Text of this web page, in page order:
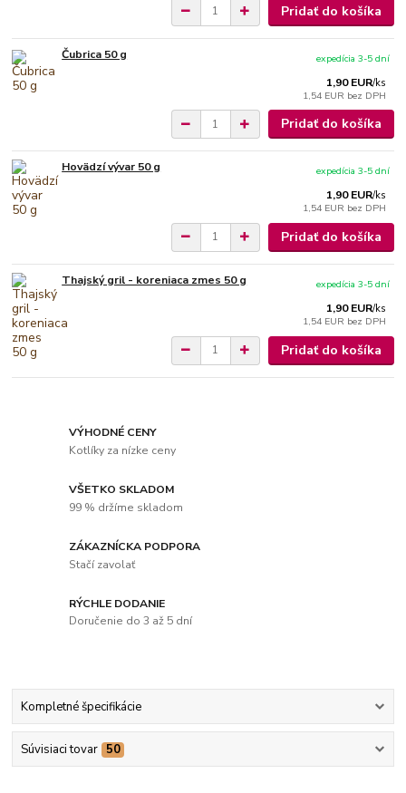
Pridať do košíka
Čubrica 50 g
1,90 EUR/ks
1,54 EUR bez DPH
expedícia 3-5 dní
Pridať do košíka
Hovädzí vývar 50 g
1,90 EUR/ks
1,54 EUR bez DPH
expedícia 3-5 dní
Pridať do košíka
Thajský gril - koreniaca zmes 50 g
1,90 EUR/ks
1,54 EUR bez DPH
expedícia 3-5 dní
Pridať do košíka
VÝHODNÉ CENY
Kotlíky za nízke ceny
VŠETKO SKLADOM
99 % držíme skladom
ZÁKAZNÍCKA PODPORA
Stačí zavolať
RÝCHLE DODANIE
Doručenie do 3 až 5 dní
Kompletné špecifikácie
Súvisiaci tovar 50